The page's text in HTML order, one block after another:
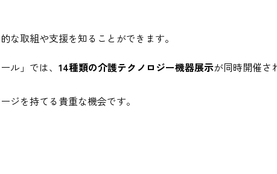
な取組や支援を知ることができます。
ル」では、 14種類の介護テクノロジー機器展示が同時開催さ
ジを持てる貴重な機会です。